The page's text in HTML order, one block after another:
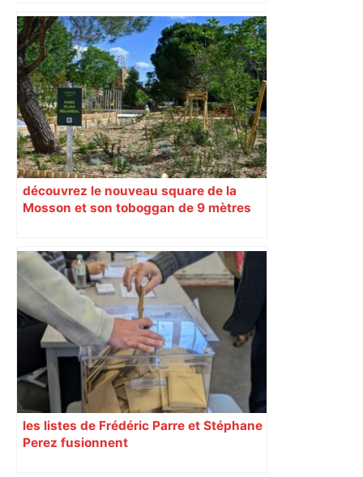
découvrez le nouveau square de la
Mosson et son toboggan de 9 mètres
les listes de Frédéric Parre et Stéphane
Perez fusionnent